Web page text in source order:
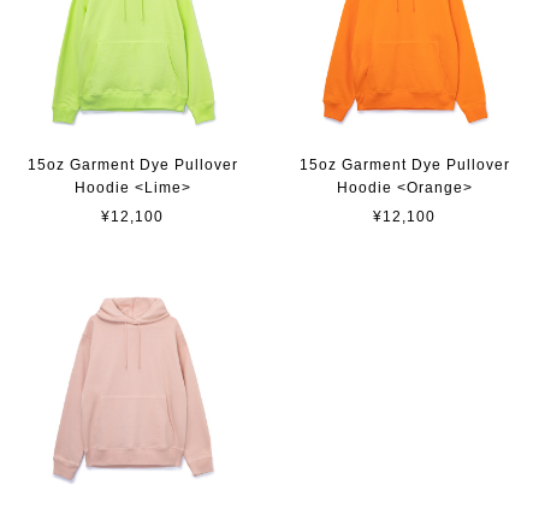
15oz Garment Dye Pullover
Hoodie <Lime>
¥12,100
15oz Garment Dye Pullover
Hoodie <Orange>
¥12,100